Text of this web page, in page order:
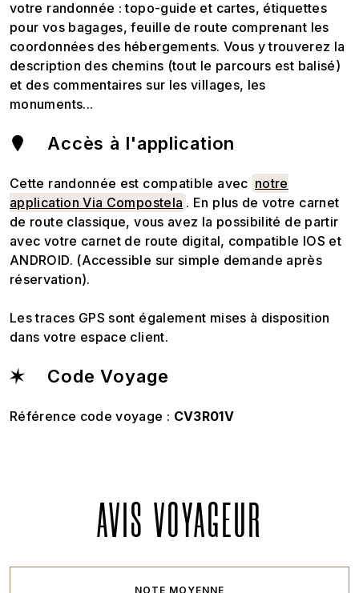
votre randonnée : topo-guide et cartes, étiquettes
pour vos bagages, feuille de route comprenant les
coordonnées des hébergements. Vous y trouverez la
description des chemins (tout le parcours est balisé)
et des commentaires sur les villages, les
monuments...
Accès à l'application
Cette randonnée est compatible avec notre
application Via Compostela . En plus de votre carnet
de route classique, vous avez la possibilité de partir
avec votre carnet de route digital, compatible IOS et
ANDROID. (Accessible sur simple demande après
réservation).
Les traces GPS sont également mises à disposition
dans votre espace client.
Code Voyage
Référence code voyage : CV3R01V
AVIS VOYAGEUR
NOTE MOYENNE